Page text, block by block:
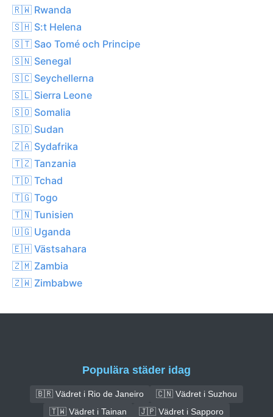
🇷🇼 Rwanda
🇸🇭 S:t Helena
🇸🇹 Sao Tomé och Principe
🇸🇳 Senegal
🇸🇨 Seychellerna
🇸🇱 Sierra Leone
🇸🇴 Somalia
🇸🇩 Sudan
🇿🇦 Sydafrika
🇹🇿 Tanzania
🇹🇩 Tchad
🇹🇬 Togo
🇹🇳 Tunisien
🇺🇬 Uganda
🇪🇭 Västsahara
🇿🇲 Zambia
🇿🇼 Zimbabwe
Populära städer idag
🇧🇷 Vädret i Rio de Janeiro
🇨🇳 Vädret i Suzhou
🇹🇼 Vädret i Tainan
🇯🇵 Vädret i Sapporo